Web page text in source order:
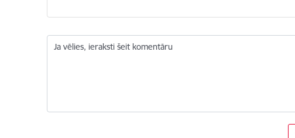
Ja vēlies, ieraksti šeit komentāru